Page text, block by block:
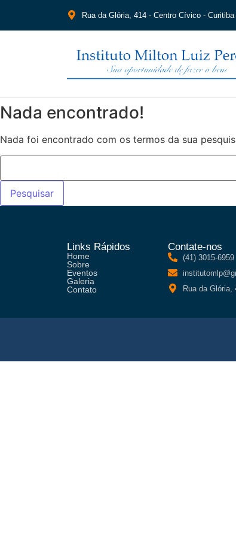
Rua da Glória, 414 - Centro Cívico -
Nada encontrado!
Nada foi encontrado com os termos da sua
Links Rápidos
Home
Sobre
Eventos
Galeria
Contato
Contate-nos
(41) 3015-6959
Rua da Glória,